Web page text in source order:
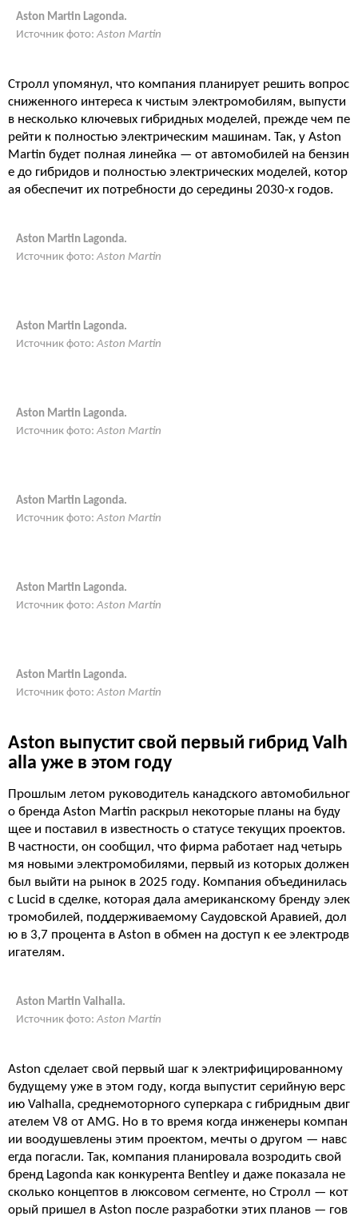
Aston Martin Lagonda.
Источник фото: Aston Martin
Стролл упомянул, что компания планирует решить вопрос
сниженного интереса к чистым электромобилям, выпусти
в несколько ключевых гибридных моделей, прежде чем пе
рейти к полностью электрическим машинам. Так, у Aston
Martin будет полная линейка — от автомобилей на бензин
е до гибридов и полностью электрических моделей, котор
ая обеспечит их потребности до середины 2030-х годов.
Aston Martin Lagonda.
Источник фото: Aston Martin
Aston Martin Lagonda.
Источник фото: Aston Martin
Aston Martin Lagonda.
Источник фото: Aston Martin
Aston Martin Lagonda.
Источник фото: Aston Martin
Aston Martin Lagonda.
Источник фото: Aston Martin
Aston Martin Lagonda.
Источник фото: Aston Martin
Aston выпустит свой первый гибрид Valh
alla уже в этом году
Прошлым летом руководитель канадского автомобильног
о бренда Aston Martin раскрыл некоторые планы на буду
щее и поставил в известность о статусе текущих проектов.
В частности, он сообщил, что фирма работает над четырь
мя новыми электромобилями, первый из которых должен
был выйти на рынок в 2025 году. Компания объединилась
с Lucid в сделке, которая дала американскому бренду элек
тромобилей, поддерживаемому Саудовской Аравией, дол
ю в 3,7 процента в Aston в обмен на доступ к ее электродв
игателям.
Aston Martin Valhalla.
Источник фото: Aston Martin
Aston сделает свой первый шаг к электрифицированному
будущему уже в этом году, когда выпустит серийную верс
ию Valhalla, среднемоторного суперкара с гибридным двиг
ателем V8 от AMG. Но в то время когда инженеры компан
ии воодушевлены этим проектом, мечты о другом — навс
егда погасли. Так, компания планировала возродить свой
бренд Lagonda как конкурента Bentley и даже показала не
сколько концептов в люксовом сегменте, но Стролл — кот
орый пришел в Aston после разработки этих планов — гов